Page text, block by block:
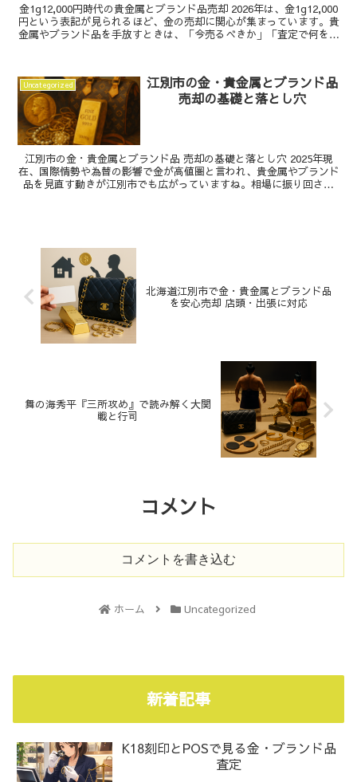
金1g12,000円時代の貴金属とブランド品売却 2026年は、金1g12,000
円という表記が見られるほど、金の売却に関心が集まっています。貴
金属やブランド品を手放すときは、「今売るべきか」「査定で何を見
Uncategorized
江別市の金・貴金属とブランド品
売却の基礎と落とし穴
江別市の金・貴金属とブランド品 売却の基礎と落とし穴 2025年現
在、国際情勢や為替の影響で金が高値圏と言われ、貴金属やブランド
品を見直す動きが江別市でも広がっていますね。相場に振り回され
北海道江別市で金・貴金属とブランド品
を安心売却 店頭・出張に対応
舞の海秀平『三所攻め』で読み解く大関
戦と行司
コメント
コメントを書き込む
ホーム Uncategorized
新着記事
K18刻印とPOSで見る金・ブランド品
査定